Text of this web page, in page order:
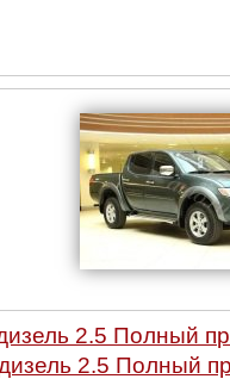
2.5 Полный
2.5 Полный